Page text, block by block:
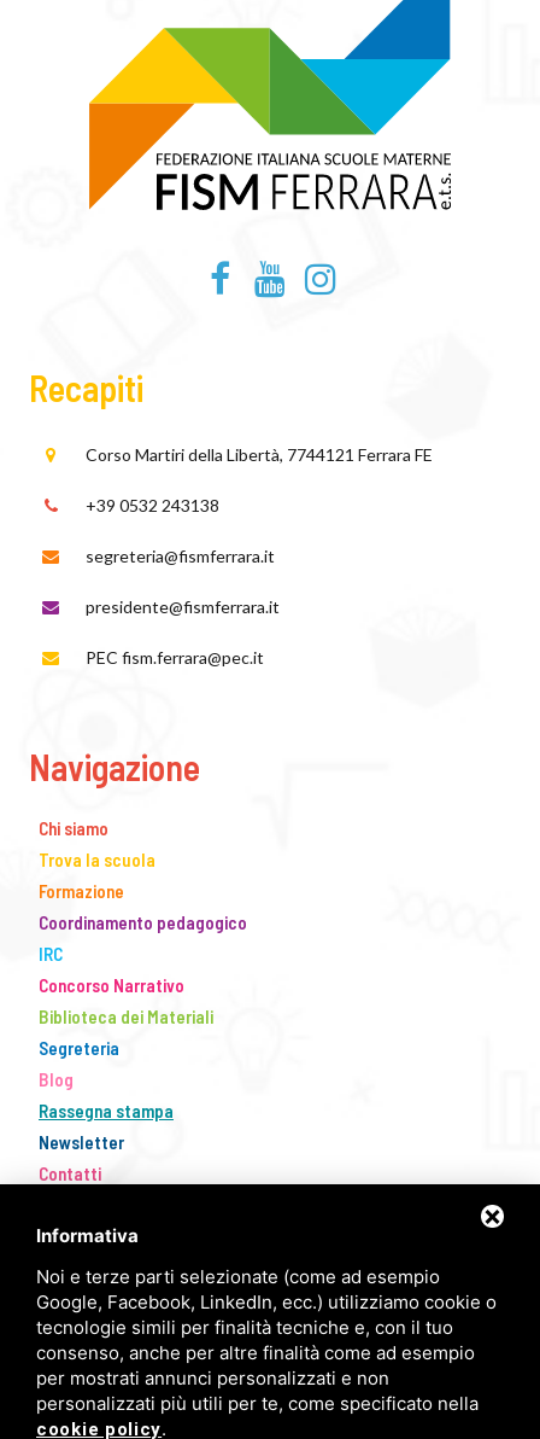
Recapiti
Corso Martiri della Libertà, 7744121 Ferrara FE
+39 0532 243138
segreteria@fismferrara.it
presidente@fismferrara.it
PEC fism.ferrara@pec.it
Navigazione
Chi siamo
Trova la scuola
Formazione
Coordinamento pedagogico
IRC
Concorso Narrativo
Biblioteca dei Materiali
Segreteria
Blog
Rassegna stampa
Newsletter
Contatti
FISM Newsletter
Informativa
Noi e terze parti selezionate (come ad esempio
Google, Facebook, LinkedIn, ecc.) utilizziamo cookie o
tecnologie simili per finalità tecniche e, con il tuo
consenso, anche per altre finalità come ad esempio
per mostrati annunci personalizzati e non
personalizzati più utili per te, come specificato nella
cookie policy.